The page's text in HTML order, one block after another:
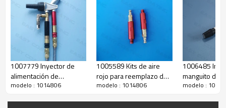
1007779 Inyector de
alimentación de
recubrimiento en polvo
modelo : 1014806
1005589 Kits de aire
rojo para reemplazo de
piezas de bomba de
modelo : 1014806
1006485
manguito de
el inyector de
modelo :